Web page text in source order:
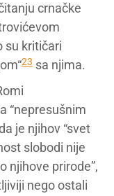
crnačke
su kritičari
23 sa njima.
“nepresušnim
je njihov “svet
slobodi nije
njihove prirode”,
nego ostali